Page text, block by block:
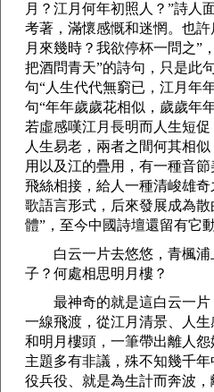
月？江月何年初照人？”詩人
考著，滿懷感慨和迷惘。也
月來幾時？我欲停杯一問之”
把酒問青天”的詩句，只是此
句“人生代代無窮已，江月年
句“年年歲歲花相似，歲歲年
若虛感嘆江月長明而人生短
人生易老，兩者之間何其相
用以及江的疊用，有一種音節
飛絲相接，給人一種清峻雄
歌語言形式，后來發展成為
體”，至今中國詩壇還留有它
白云一片去悠悠，青楓浦
子？何處相思明月樓？
最神奇的就是這白云一片
一線飛渡，從江月清景、人
和明月樓頭，一筆帶出離人
主題多有非議，殊不知幾千
役兵役、就是為生計而奔波